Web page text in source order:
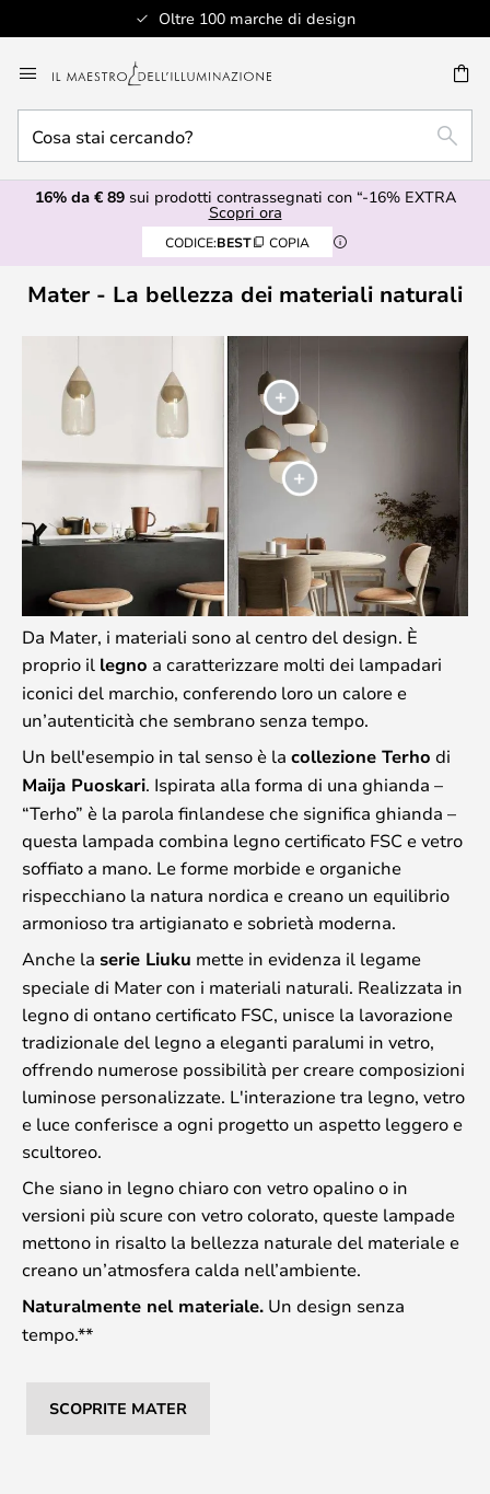
Oltre 100 marche di design
al
contenuto
stai
cercando?
16% da € 89sui prodotti contrassegnati con “-16% EXTRA
Scopri ora
CODICE:BEST COPIA
Mater - La bellezza dei materiali naturali
Da Mater, i materiali sono al centro del design. È
proprio il legno a caratterizzare molti dei lampadari
iconici del marchio, conferendo loro un calore e
un’autenticità che sembrano senza tempo.
Un bell'esempio in tal senso è la collezione Terho di
Maija Puoskari. Ispirata alla forma di una ghianda –
“Terho” è la parola finlandese che significa ghianda –
questa lampada combina legno certificato FSC e vetro
soffiato a mano. Le forme morbide e organiche
rispecchiano la natura nordica e creano un equilibrio
armonioso tra artigianato e sobrietà moderna.
Anche la serie Liuku mette in evidenza il legame
speciale di Mater con i materiali naturali. Realizzata in
legno di ontano certificato FSC, unisce la lavorazione
tradizionale del legno a eleganti paralumi in vetro,
offrendo numerose possibilità per creare composizioni
luminose personalizzate. L'interazione tra legno, vetro
e luce conferisce a ogni progetto un aspetto leggero e
scultoreo.
Che siano in legno chiaro con vetro opalino o in
versioni più scure con vetro colorato, queste lampade
mettono in risalto la bellezza naturale del materiale e
creano un’atmosfera calda nell’ambiente.
Naturalmente nel materiale. Un design senza
tempo.**
SCOPRITE MATER